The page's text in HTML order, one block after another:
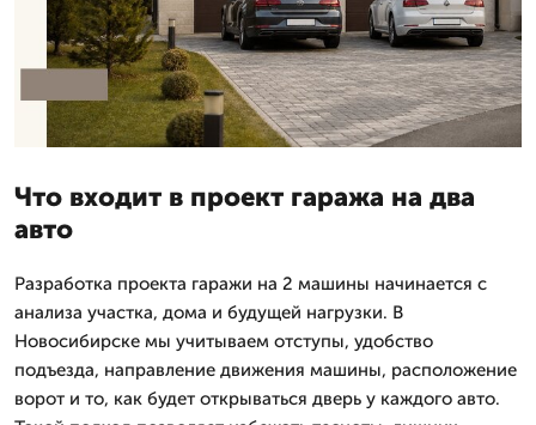
Что входит в проект гаража на два
авто
Разработка проекта гаражи на 2 машины начинается с
анализа участка, дома и будущей нагрузки. В
Новосибирске мы учитываем отступы, удобство
подъезда, направление движения машины, расположение
ворот и то, как будет открываться дверь у каждого авто.